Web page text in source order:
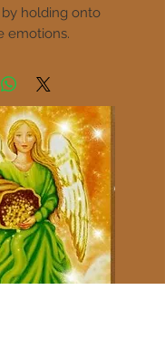
by holding onto
emotions.